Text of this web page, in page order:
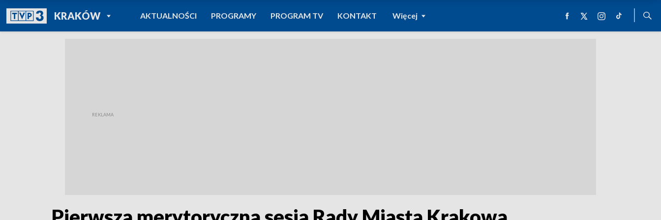
KRAKÓWPOWRÓT DO
TVP REGIONY
AKTUALNOŚCI PROGRAMY PROGRAM TV KONTAKT Więcej